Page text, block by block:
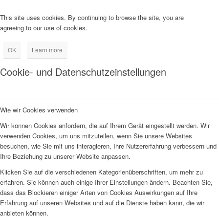
This site uses cookies. By continuing to browse the site, you are
agreeing to our use of cookies.
OK Learn more
Cookie- und Datenschutzeinstellungen
Wie wir Cookies verwenden
Wir können Cookies anfordern, die auf Ihrem Gerät eingestellt werden. Wir
verwenden Cookies, um uns mitzuteilen, wenn Sie unsere Websites
besuchen, wie Sie mit uns interagieren, Ihre Nutzererfahrung verbessern und
Ihre Beziehung zu unserer Website anpassen.
Klicken Sie auf die verschiedenen Kategorienüberschriften, um mehr zu
erfahren. Sie können auch einige Ihrer Einstellungen ändern. Beachten Sie,
dass das Blockieren einiger Arten von Cookies Auswirkungen auf Ihre
Erfahrung auf unseren Websites und auf die Dienste haben kann, die wir
anbieten können.